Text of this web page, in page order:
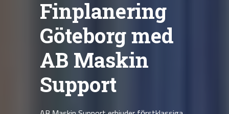
Finplanering
Göteborg med
AB Maskin
Support